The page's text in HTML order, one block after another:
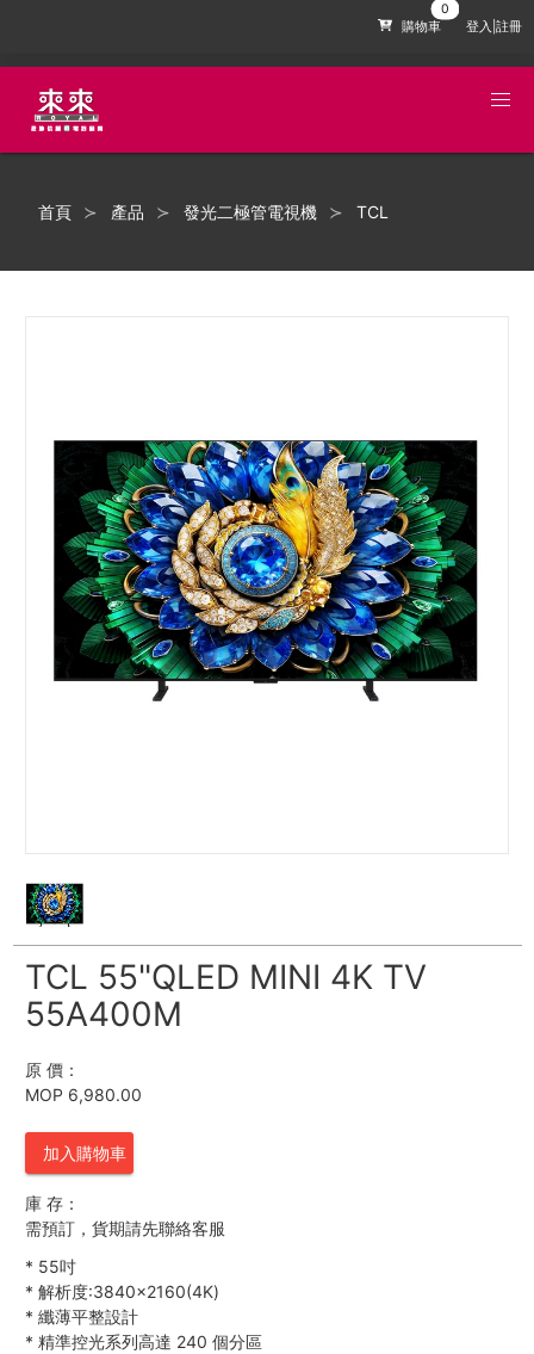
購物車 登入|註冊
首頁 產品 發光二極管電視機 TCL
TCL 55"QLED MINI 4K TV
55A400M
原 價：
MOP 6,980.00
加入購物車
庫 存：
需預訂，貨期請先聯絡客服
* 55吋
* 解析度:3840×2160(4K)
* 纖薄平整設計
* 精準控光系列高達 240 個分區